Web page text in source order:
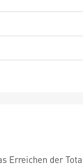
Erreichen der